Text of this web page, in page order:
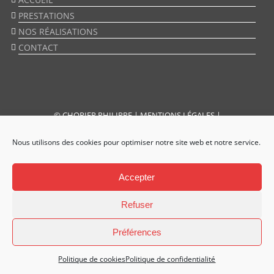
Nous utilisons des cookies pour optimiser notre site web et notre service.
Accepter
Refuser
Préférences
Politique de cookiesPolitique de confidentialité
PRESTATIONS
NOS RÉALISATIONS
CONTACT
©CHOPIER PHILIPPE|MENTIONS LÉGALES|